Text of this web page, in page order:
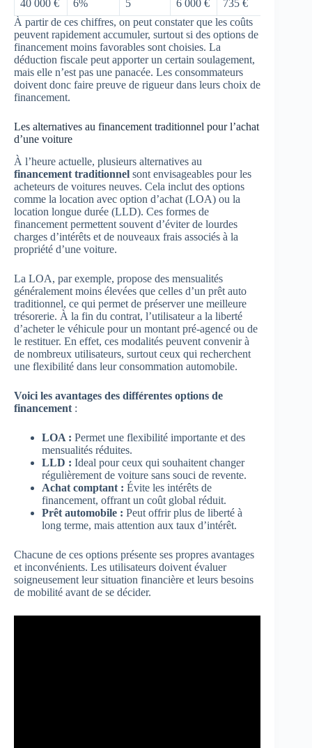
40 000 € 6% 5 6 000 €
735 €
À partir de ces chiffres, on peut constater que les coûts
peuvent rapidement accumuler, surtout si des options de
financement moins favorables sont choisies. La
déduction fiscale peut apporter un certain soulagement,
mais elle n’est pas une panacée. Les consommateurs
doivent donc faire preuve de rigueur dans leurs choix de
financement.
Les alternatives au financement traditionnel pour l’achat
d’une voiture
À l’heure actuelle, plusieurs alternatives au
financement traditionnel sont envisageables pour les
acheteurs de voitures neuves. Cela inclut des options
comme la location avec option d’achat (LOA) ou la
location longue durée (LLD). Ces formes de
financement permettent souvent d’éviter de lourdes
charges d’intérêts et de nouveaux frais associés à la
propriété d’une voiture.
La LOA, par exemple, propose des mensualités
généralement moins élevées que celles d’un prêt auto
traditionnel, ce qui permet de préserver une meilleure
trésorerie. À la fin du contrat, l’utilisateur a la liberté
d’acheter le véhicule pour un montant pré-agencé ou de
le restituer. En effet, ces modalités peuvent convenir à
de nombreux utilisateurs, surtout ceux qui recherchent
une flexibilité dans leur consommation automobile.
Voici les avantages des différentes options de
financement:
LOA : Permet une flexibilité importante et des
mensualités réduites.
LLD : Ideal pour ceux qui souhaitent changer
régulièrement de voiture sans souci de revente.
Achat comptant : Évite les intérêts de
financement, offrant un coût global réduit.
Prêt automobile : Peut offrir plus de liberté à
long terme, mais attention aux taux d’intérêt.
Chacune de ces options présente ses propres avantages
et inconvénients. Les utilisateurs doivent évaluer
soigneusement leur situation financière et leurs besoins
de mobilité avant de se décider.